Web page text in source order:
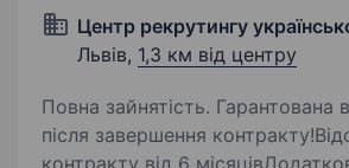
Центр рекрутингу
Львів, 1,3 км від центру
Повна зайнятість. Гарантована відстрочка
після завершення
контракту від 6